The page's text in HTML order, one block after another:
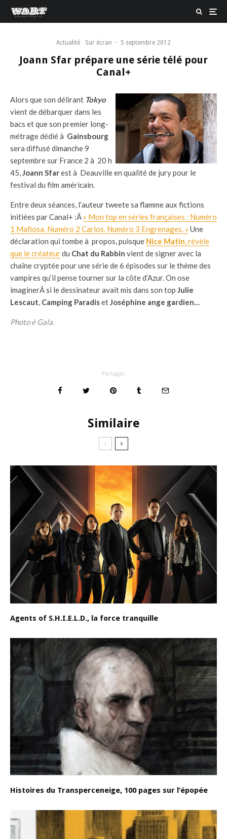
Actualité Sur écran · 5 septembre 2012
Joann Sfar prépare une série télé pour
Canal+
Alors que son délirant Tokyo
vient de débarquer dans les
bacs et que son premier long-
métrage dédié à Gainsbourg
sera diffusé dimanche 9
septembre sur France 2 à 20 h
45,Joann Sfarest à Deauville en qualité de jury pour le
festival du film américain.
Entre deux séances, l’auteur tweete sa flamme aux fictions
initiées par Canal+ :Â « Mon top en séries françaises : Numéro
1 Mafiosa. Numéro 2 Carlos. Numéro 3 Engrenages. » Une
déclaration qui tombe à propos, puisque Nice Matin, révèle
que le créateurdu Chat du Rabbin vient de signer avec la
chaîne cryptée pour une série de 6 épisodes sur le thème des
vampires qu’il pense tourner sur la côte d’Azur. On ose
imaginerÂ si le dessinateur avait mis dans son top Julie
Lescaut, Camping ParadisetJoséphine ange gardien…
Photo é Gala.
Partager
Similaire
Agents of S.H.I.E.L.D., la force tranquille
Histoires du Transperceneige, 100 pages sur l’épopée